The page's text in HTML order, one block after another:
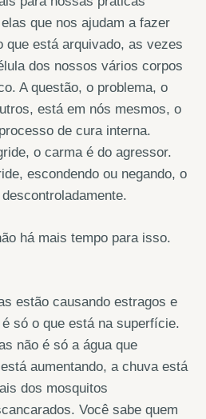
que nos ajudam a fazer
que está arquivado, as vezes
dos nossos vários corpos
A questão, o problema, o
está em nós mesmos, o
de cura interna.
o carma é do agressor.
escondendo ou negando, o
há mais tempo para isso.
estão causando estragos e
só o que está na superfície.
não é só a água que
aumentando, a chuva está
dos mosquitos
Você sabe quem